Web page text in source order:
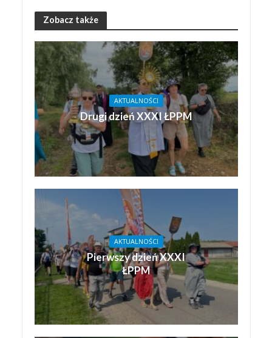
Zobacz także
AKTUALNOŚCI
Drugi dzień XXXI ŁPPM
AKTUALNOŚCI
Pierwszy dzień XXXI
ŁPPM